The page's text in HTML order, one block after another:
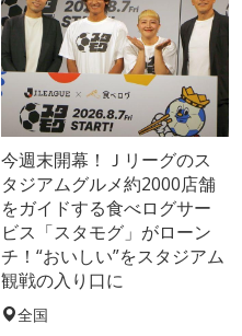
今週末開幕！Ｊリーグのス
タジアムグルメ約2000店舗
をガイドする食べログサー
ビス「スタモグ」がローン
チ！“おいしい”をスタジアム
観戦の入り口に
全国